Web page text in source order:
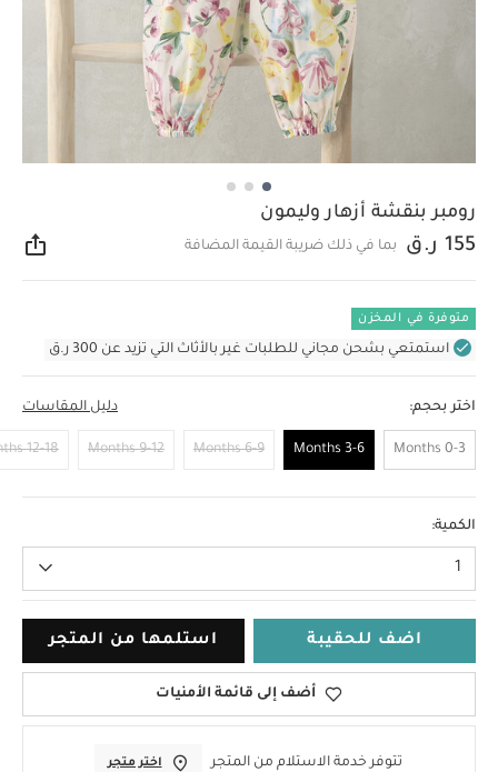
رومبر بنقشة أزهار وليمون
155 ر.ق بما في ذلك ضريبة القيمة المضافة
متوفرة في المخزن
استمتعي بشحن مجاني للطلبات غير بالأثاث التي تزيد عن 300 ر.ق
اختر بحجم: دليل المقاسات
0-3 Months
3-6 Months
6-9 Months
9-12 Months
12-18 Months
الكمية:
1
اضف للحقيبة استلمها من المتجر
أضف إلى قائمة الأمنيات
تتوفر خدمة الاستلام من المتجر اختر متجر